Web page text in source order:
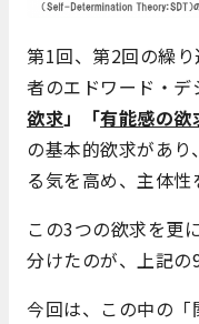
第1回、第2回の繰
者のエドワード・
欲求」「有能感の欲
の基本的欲求があ
る気を高め、主体性
この3つの欲求を更
分けたのが、上記の
今回は、この中の